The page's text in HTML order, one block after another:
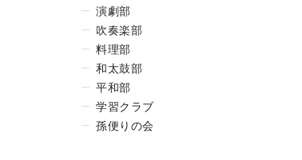
演劇部
吹奏楽部
料理部
和太鼓部
平和部
学習クラブ
孫便りの会